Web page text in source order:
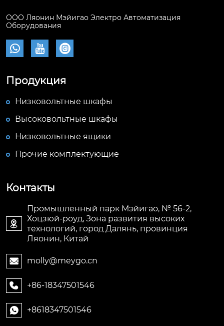
ООО Ляонин Мэйигао Электро Автоматизация
Оборудования
  
Продукция
Низковольтные шкафы
Высоковольтные шкафы
Низковольтные ящики
Прочие комплектующие
Контакты

Промышленный парк Мэйигао, № 56-2,
Хоцзюй-роуд, Зона развития высоких
технологий, город Далянь, провинция
Ляонин, Китай
 molly@meygo.cn
 +86-18347501546
 +8618347501546